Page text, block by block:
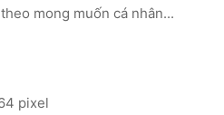
mong muốn cá nhân...
pixel